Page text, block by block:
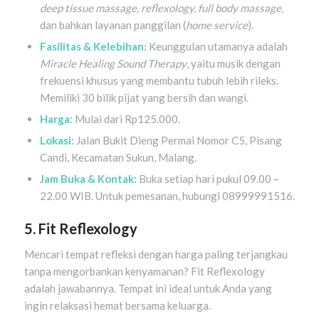
deep tissue massage, reflexology, full body massage,
dan bahkan layanan panggilan (home service).
Fasilitas & Kelebihan: Keunggulan utamanya adalah
Miracle Healing Sound Therapy, yaitu musik dengan
frekuensi khusus yang membantu tubuh lebih rileks.
Memiliki 30 bilik pijat yang bersih dan wangi.
Harga: Mulai dari Rp125.000.
Lokasi: Jalan Bukit Dieng Permai Nomor C5, Pisang
Candi, Kecamatan Sukun, Malang.
Jam Buka & Kontak: Buka setiap hari pukul 09.00 –
22.00 WIB. Untuk pemesanan, hubungi 08999991516.
5. Fit Reflexology
Mencari tempat refleksi dengan harga paling terjangkau
tanpa mengorbankan kenyamanan? Fit Reflexology
adalah jawabannya. Tempat ini ideal untuk Anda yang
ingin relaksasi hemat bersama keluarga.